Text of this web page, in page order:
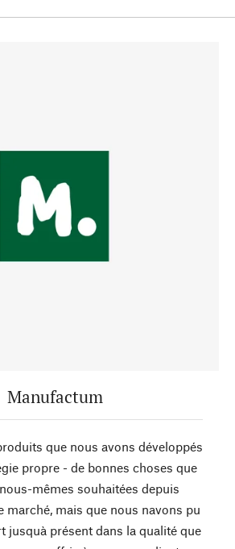
Manufactum
que nous avons développés
propre - de bonnes choses que
mêmes souhaitées depuis
marché, mais que nous navons pu
jusquà présent dans la qualité que